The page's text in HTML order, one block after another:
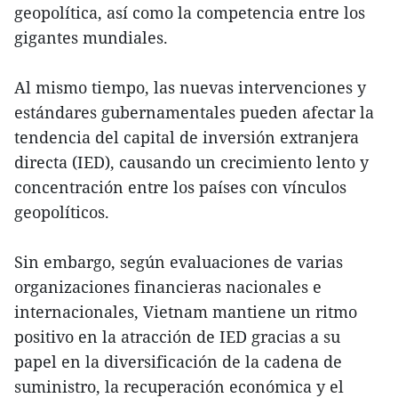
geopolítica, así como la competencia entre los
gigantes mundiales.
Al mismo tiempo, las nuevas intervenciones y
estándares gubernamentales pueden afectar la
tendencia del capital de inversión extranjera
directa (IED), causando un crecimiento lento y
concentración entre los países con vínculos
geopolíticos.
Sin embargo, según evaluaciones de varias
organizaciones financieras nacionales e
internacionales, Vietnam mantiene un ritmo
positivo en la atracción de IED gracias a su
papel en la diversificación de la cadena de
suministro, la recuperación económica y el